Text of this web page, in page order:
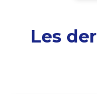
Les